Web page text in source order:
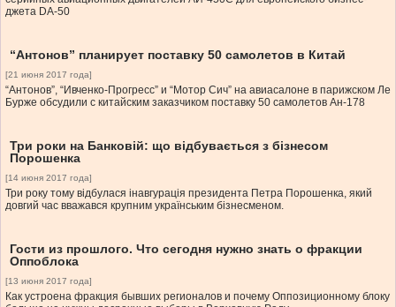
джета DA-50
“Антонов” планирует поставку 50 самолетов в Китай
[21 июня 2017 года]
“Антонов”, “Ивченко-Прогресс” и “Мотор Сич” на авиасалоне в парижском Ле
Бурже обсудили с китайским заказчиком поставку 50 самолетов Ан-178
Три роки на Банковій: що відбувається з бізнесом
Порошенка
[14 июня 2017 года]
Три року тому відбулася інавгурація президента Петра Порошенка, який
довгий час вважався крупним українським бізнесменом.
Гости из прошлого. Что сегодня нужно знать о фракции
Оппоблока
[13 июня 2017 года]
Как устроена фракция бывших регионалов и почему Оппозиционному блоку